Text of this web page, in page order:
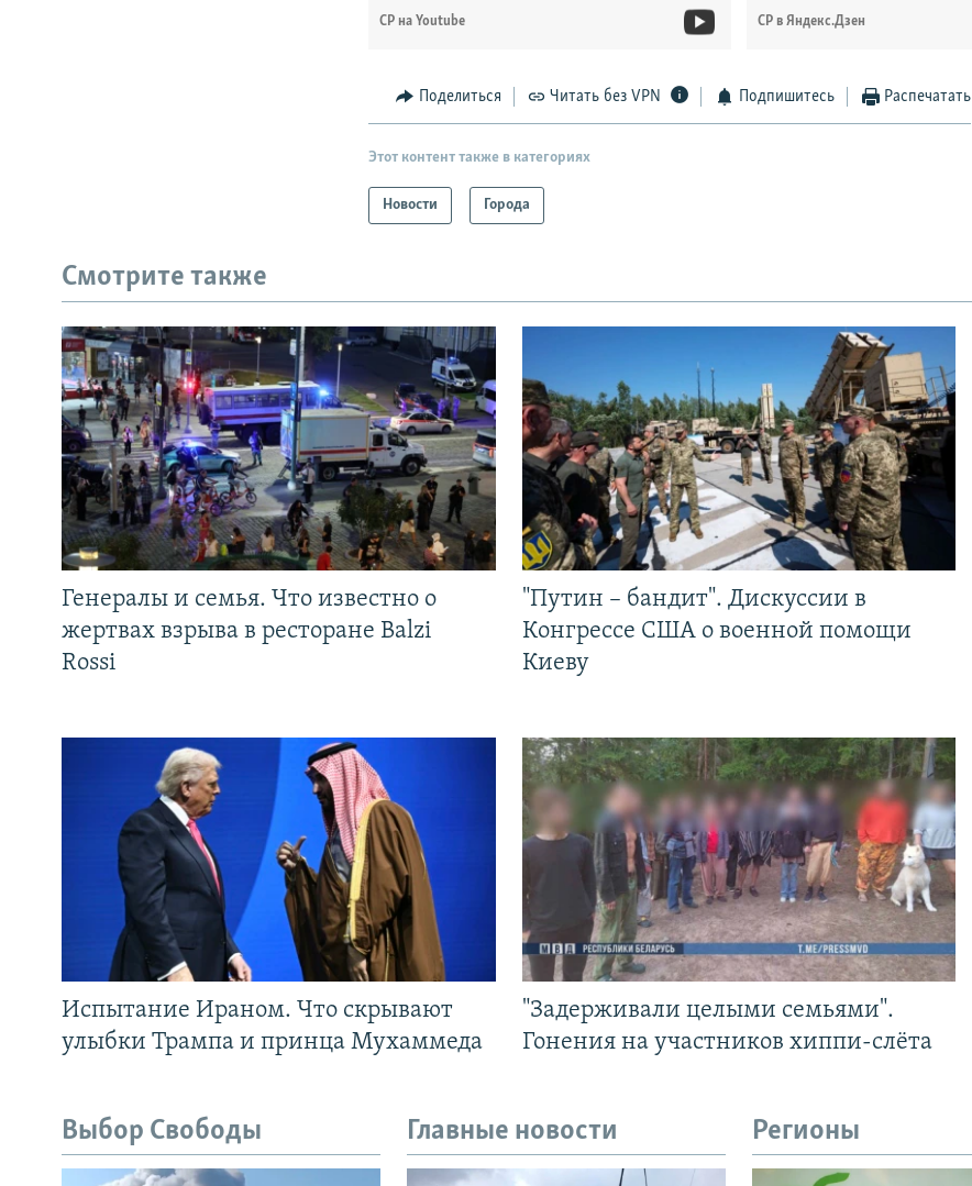
СР на Youtube СР в Яндекс.Дзен
Поделиться Читать без VPN Подпишитесь Распечатать
Этот контент также в категориях
Новости Города
Смотрите также
Генералы и семья. Что известно о
жертвах взрыва в ресторане Balzi
Rossi
"Путин – бандит". Дискуссии в
Конгрессе США о военной помощи
Киеву
Испытание Ираном. Что скрывают
улыбки Трампа и принца Мухаммеда
"Задерживали целыми семьями".
Гонения на участников хиппи-слёта
Выбор Свободы Главные новости Регионы